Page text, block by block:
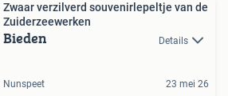
Zwaar verzilverd souvenirlepeltje van de
Zuiderzeewerken
Bieden Details
Nunspeet 23 mei 26